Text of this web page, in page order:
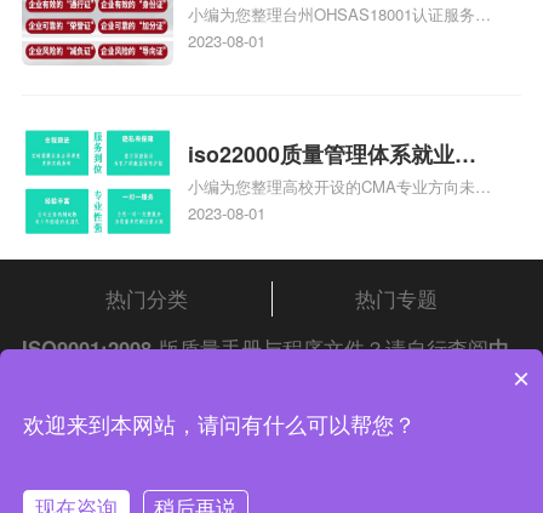
台州iso45001认证服务怎么收
费
小编为您整理台州OHSAS18001认证服务中
心哪家收费便宜、台州ISO9000认证，哪个
标准是什么相关iso体系认证知识，详情可
查看下方正文！
2023-08-01
iso22000质量管理体系就业方
向，质量管理与认证就业方向
小编为您整理高校开设的CMA专业方向未来
就业前景及就业方向如何、cma就业方向有
和cma未来就业方向、大学生考完cma，就
哪些就业方向相关iso体系认证知识，详情
可查看下方正文！
2023-08-01
热门分类
热门专题
ISO9001:2008 版质量手册与程序文件？请自行查阅中
中证集团体系认证 版权所有 Copyright © 2022
渝公网安备 50010502003954号
×
欢迎来到本网站，请问有什么可以帮您？
现在咨询 稍后再说